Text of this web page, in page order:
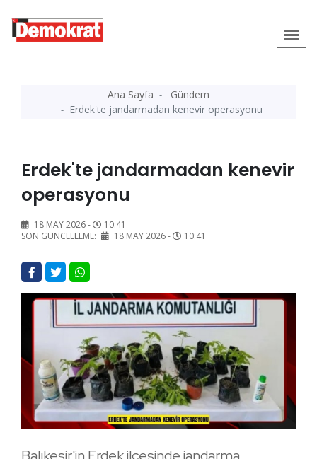
Ana Sayfa
Gündem
Erdek'te jandarmadan kenevir operasyonu
Erdek'te jandarmadan kenevir
operasyonu
18 MAY 2026 -
10:41
SON GÜNCELLEME:
18 MAY 2026 - 10:41